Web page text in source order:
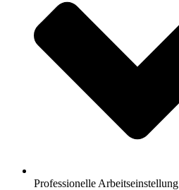
Professionelle Arbeitseinstellung